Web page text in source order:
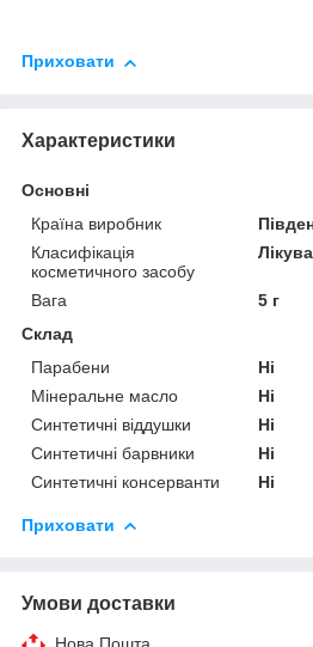
Приховати
Характеристики
Основні
Країна виробник
Класифікація
косметичного засобу
Вага
5 г
Склад
Парабени
Ні
Мінеральне масло
Ні
Синтетичні віддушки
Ні
Синтетичні барвники
Ні
Синтетичні консерванти
Ні
Приховати
Умови доставки
Нова Пошта